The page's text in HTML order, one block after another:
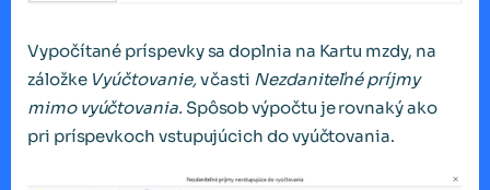
Vypočítané príspevky sa doplnia na Kartu mzdy, na
záložke Vyúčtovanie,v časti Nezdaniteľné príjmy
mimo vyúčtovania. Spôsob výpočtu je rovnaký ako
pri príspevkoch vstupujúcich do vyúčtovania.